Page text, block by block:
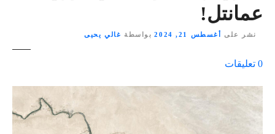
عمانتل!
نشر على أغسطس 21, 2024 بواسطة غالي يحيى
0 تعليقات